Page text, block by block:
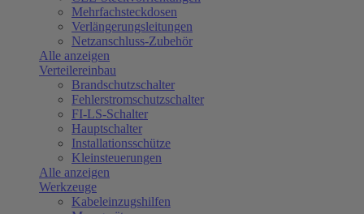
Mehrfachsteckdosen
Verlängerungsleitungen
Netzanschluss-Zubehör
Alle anzeigen
Verteilereinbau
Brandschutzschalter
Fehlerstromschutzschalter
FI-LS-Schalter
Hauptschalter
Installationsschütze
Kleinsteuerungen
Alle anzeigen
Werkzeuge
Kabeleinzugshilfen